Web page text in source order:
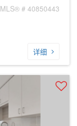
MLS® # 40850443
详细